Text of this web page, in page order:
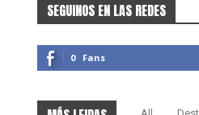
SEGUINOS EN LAS REDES
0 Fans